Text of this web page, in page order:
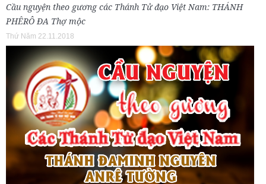
Cầu nguyện theo gương các Thánh Tử đạo Việt Nam: THÁNH
PHÊRÔ ĐA Thợ mộc
Thứ Năm 22.11.2018